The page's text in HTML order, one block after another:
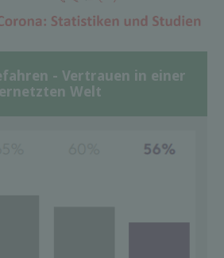
- Vertrauen in einer
Welt